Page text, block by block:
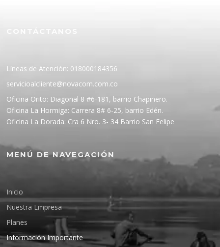
Líneas de Atención: 018000184356
servicioalcliente@novacom.com.co
Oficina Orito: Diagonal 8 #6-181, barrio Chapinero.
Oficina La Hormiga: Carrera 8# 6-25, barrio Edén.
Oficina La Dorada: Cra 6 Nro. 3- 34 Barrio San Felipe
MENÚ DE NAVEGACIÓN
Inicio
Nuestra Empresa
Planes
Información Importante